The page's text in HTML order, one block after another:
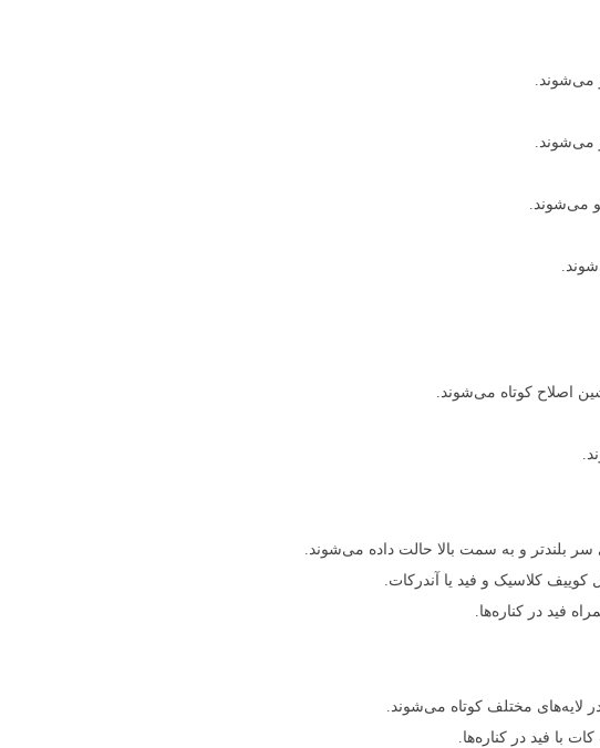
می‌شوند.
می‌شوند.
می‌شوند.
اصلاح کوتاه می‌شوند.
بلندتر و به سمت بالا حالت داده می‌شوند.
کوییف کلاسیک و فید یا آندرکات.
فید در کناره‌ها.
لایه‌های مختلف کوتاه می‌شوند.
با فید در کناره‌ها.